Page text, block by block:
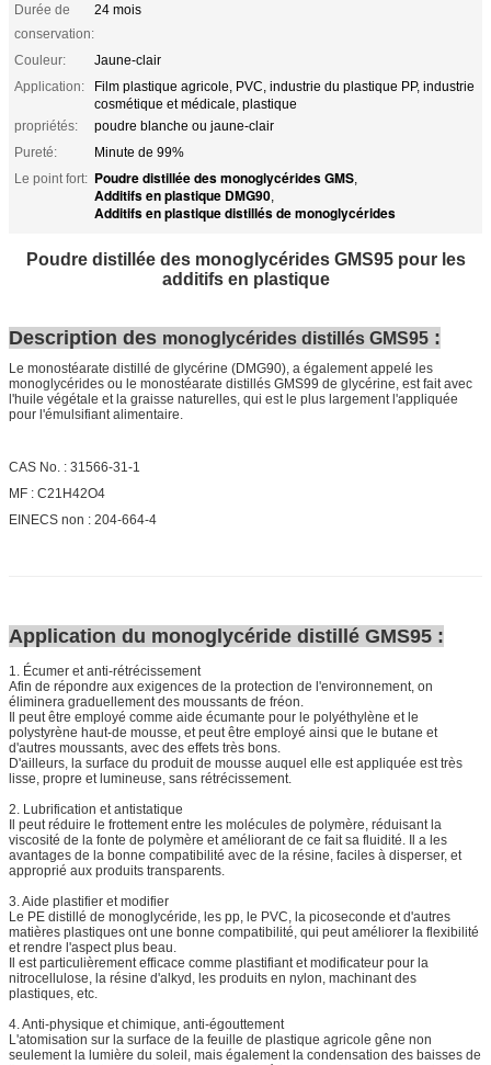
Durée de
conservation:
24 mois
Couleur:
Jaune-clair
Application:
Film plastique agricole, PVC, industrie du plastique PP, industrie
cosmétique et médicale, plastique
propriétés:
poudre blanche ou jaune-clair
Pureté:
Minute de 99%
Le point fort: Poudre distillée des monoglycérides GMS,
Additifs en plastique DMG90,
Additifs en plastique distillés de monoglycérides
Poudre distillée des monoglycérides GMS95 pour les
additifs en plastique
Description des monoglycérides distillés GMS95 :
Le monostéarate distillé de glycérine (DMG90), a également appelé les
monoglycérides ou le monostéarate distillés GMS99 de glycérine, est fait avec
l'huile végétale et la graisse naturelles, qui est le plus largement l'appliquée
pour l'émulsifiant alimentaire.
CAS No. : 31566-31-1
MF : C21H42O4
EINECS non : 204-664-4
Application du monoglycéride distillé GMS95 :
1. Écumer et anti-rétrécissement
Afin de répondre aux exigences de la protection de l'environnement, on
éliminera graduellement des moussants de fréon.
Il peut être employé comme aide écumante pour le polyéthylène et le
polystyrène haut-de mousse, et peut être employé ainsi que le butane et
d'autres moussants, avec des effets très bons.
D'ailleurs, la surface du produit de mousse auquel elle est appliquée est très
lisse, propre et lumineuse, sans rétrécissement.
2. Lubrification et antistatique
Il peut réduire le frottement entre les molécules de polymère, réduisant la
viscosité de la fonte de polymère et améliorant de ce fait sa fluidité. Il a les
avantages de la bonne compatibilité avec de la résine, faciles à disperser, et
approprié aux produits transparents.
3. Aide plastifier et modifier
Le PE distillé de monoglycéride, les pp, le PVC, la picoseconde et d'autres
matières plastiques ont une bonne compatibilité, qui peut améliorer la flexibilité
et rendre l'aspect plus beau.
Il est particulièrement efficace comme plastifiant et modificateur pour la
nitrocellulose, la résine d'alkyd, les produits en nylon, machinant des
plastiques, etc.
4. Anti-physique et chimique, anti-égouttement
L'atomisation sur la surface de la feuille de plastique agricole gêne non
seulement la lumière du soleil, mais également la condensation des baisses de